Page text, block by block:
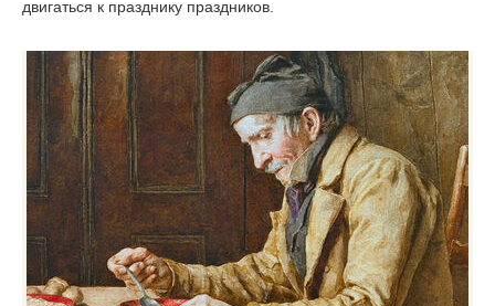
двигаться к празднику праздников.